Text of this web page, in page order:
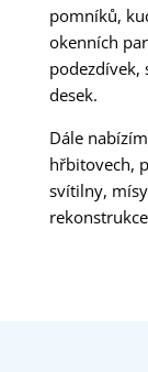
pomníků,
okenních
podezdívek,
desek.
Dále
hřbitovech,
svítilny,